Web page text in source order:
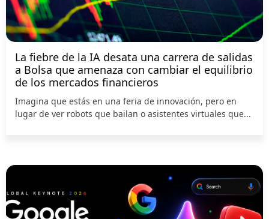
La fiebre de la IA desata una carrera de salidas
a Bolsa que amenaza con cambiar el equilibrio
de los mercados financieros
Imagina que estás en una feria de innovación, pero en
lugar de ver robots que bailan o asistentes virtuales que...